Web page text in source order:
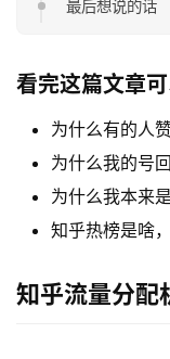
最后想说的话
看完这篇文章
为什么有的人
为什么我的号
为什么我本来
知乎热榜是啥
知乎流量分配